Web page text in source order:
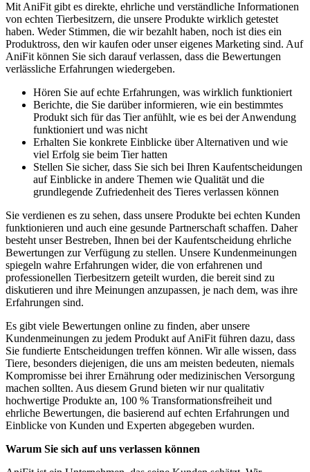
Mit AniFit gibt​ es direkte, ehrliche und verständliche Informationen
von echten Tierbesitzern, ‍die unsere Produkte wirklich getestet
haben. Weder Stimmen, die wir bezahlt haben, ⁢noch ist dies ein
Produktross, den wir kaufen oder unser eigenes Marketing sind. Auf
AniFit können Sie sich darauf⁤ verlassen, dass die Bewertungen
verlässliche Erfahrungen wiedergeben.
Hören Sie auf echte⁤ Erfahrungen, ​was wirklich funktioniert
Berichte, die Sie darüber informieren, wie ein bestimmtes
Produkt sich für⁤ das Tier anfühlt, wie ‍es bei der Anwendung
funktioniert und was nicht
Erhalten Sie konkrete Einblicke über Alternativen und ‌wie
viel Erfolg sie beim⁢ Tier hatten
Stellen Sie ‌sicher, dass Sie sich bei Ihren Kaufentscheidungen
auf Einblicke in andere Themen wie Qualität und ‌die
grundlegende Zufriedenheit des Tieres verlassen können
Sie verdienen es zu sehen, dass unsere Produkte bei echten Kunden
funktionieren und auch eine gesunde‍ Partnerschaft schaffen. Daher
besteht unser Bestreben, Ihnen bei der Kaufentscheidung ehrliche
Bewertungen zur Verfügung zu‍ stellen. Unsere Kundenmeinungen ​
spiegeln wahre Erfahrungen wider, die von erfahrenen ⁣und
professionellen Tierbesitzern geteilt ⁤wurden, die ​bereit sind zu
diskutieren und ihre Meinungen anzupassen, je nach dem, ‍was ihre
Erfahrungen sind.
Es gibt viele Bewertungen online zu finden, aber unsere
Kundenmeinungen zu jedem Produkt ⁢auf AniFit führen dazu, dass
Sie fundierte Entscheidungen treffen können. Wir alle wissen, dass
‍Tiere, besonders diejenigen, die uns am meisten bedeuten, niemals
Kompromisse bei ihrer Ernährung oder medizinischen ⁤Versorgung
⁤machen sollten. Aus diesem Grund ⁢bieten wir nur⁣ qualitativ
hochwertige Produkte an, 100 % Transformationsfreiheit und
ehrliche Bewertungen, die basierend auf echten Erfahrungen⁢ und
Einblicke von Kunden und Experten abgegeben wurden.
Warum Sie sich​ auf uns verlassen ‍können